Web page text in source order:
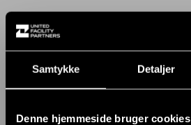
Samtykke Detaljer
Denne hjemmeside bruger cookies